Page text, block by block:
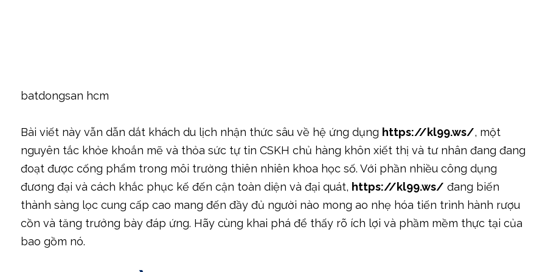
batdongsan hcm
Bài viết này vẫn dẫn dắt khách du lịch nhận thức sâu về hệ ứng dụng https://kl99.ws/, một
nguyên tắc khỏe khoắn mẽ và thỏa sức tự tin CSKH chủ hàng khôn xiết thị và tư nhân đang đang
đoạt được cống phẩm trong môi trường thiên nhiên khoa học số. Với phần nhiều công dụng
đương đại và cách khắc phục kế đến cận toàn diện và đại quát, https://kl99.ws/ đang biến
thành sàng lọc cung cấp cao mang đến đầy đủ người nào mong ao nhẹ hóa tiến trình hành rượu
cồn và tăng trưởng bày đáp ứng. Hãy cùng khai phá để thấy rõ ích lợi và phầm mềm thực tại của
bao gồm nó.